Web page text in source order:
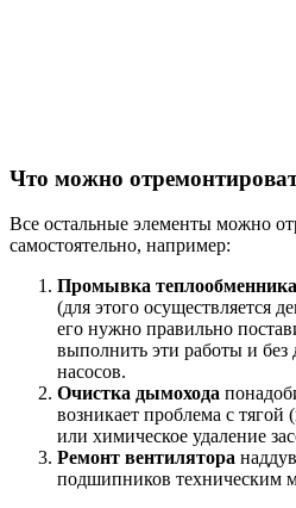
Что можно
Все остальные элементы можно
самостоятельно, например:
Промывка теплообменника
(для этого осуществляется
его нужно правильно
выполнить эти работы и
насосов.
Очистка дымохода
возникает проблема с тягой
или химическое удаление
Ремонт вентилятора
подшипников техническим